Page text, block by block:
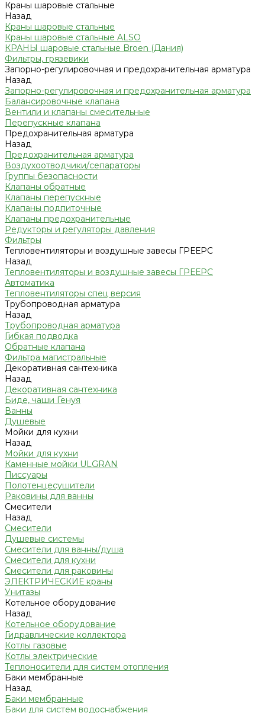
Краны шаровые стальные
Назад
Краны шаровые стальные
Краны шаровые стальные ALSO
КРАНЫ шаровые стальные Broen (Дания)
Фильтры, грязевики
Запорно-регулировочная и предохранительная арматура
Назад
Запорно-регулировочная и предохранительная арматура
Балансировочные клапана
Вентили и клапаны смесительные
Перепускные клапана
Предохранительная арматура
Назад
Предохранительная арматура
Воздухоотводчики/сепараторы
Группы безопасности
Клапаны обратные
Клапаны перепускные
Клапаны подпиточные
Клапаны предохранительные
Редукторы и регуляторы давления
Фильтры
Тепловентиляторы и воздушные завесы ГРЕЕРС
Назад
Тепловентиляторы и воздушные завесы ГРЕЕРС
Автоматика
Тепловентиляторы спец версия
Трубопроводная арматура
Назад
Трубопроводная арматура
Гибкая подводка
Обратные клапана
Фильтра магистральные
Декоративная сантехника
Назад
Декоративная сантехника
Биде, чаши Генуя
Ванны
Душевые
Мойки для кухни
Назад
Мойки для кухни
Каменные мойки ULGRAN
Писсуары
Полотенцесушители
Раковины для ванны
Смесители
Назад
Смесители
Душевые системы
Смесители для ванны/душа
Смесители для кухни
Смесители для раковины
ЭЛЕКТРИЧЕСКИЕ краны
Унитазы
Котельное оборудование
Назад
Котельное оборудование
Гидравлические коллектора
Котлы газовые
Котлы электрические
Теплоносители для систем отопления
Баки мембранные
Назад
Баки мембранные
Баки для систем водоснабжения